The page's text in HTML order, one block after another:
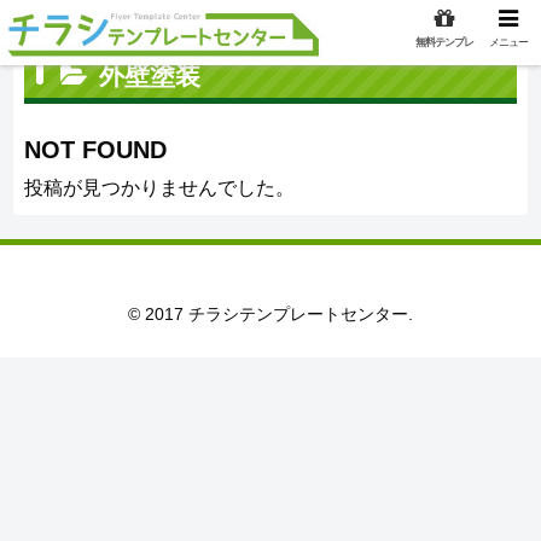
外壁塗装
NOT FOUND
投稿が見つかりませんでした。
© 2017 チラシテンプレートセンター.
無料テンプレ メニュー